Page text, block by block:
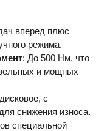
вперед плюс
режима.
: До 500 Нм, что
и мощных
с
снижения износа.
специальной